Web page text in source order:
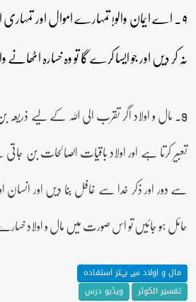
۹۔ اے ایمان والو! تمہارے اموال اور
نہ کر دیں اور جو ایسا کرے گا تو وہ خسارہ
9۔ مال و اولاد اگر تقرب الی اللہ کے لیے
تعبیر کرتا ہے اور اولاد باقیات الصالحات بن
سے دور اور ذکر خدا سے غافل بنا دیں اور
حائل ہو جائیں تو اس صورت میں مال و اولاد
مال و اولاد سے بہتر استفادہ
تفسیر الکوثر
ویڈیو درس